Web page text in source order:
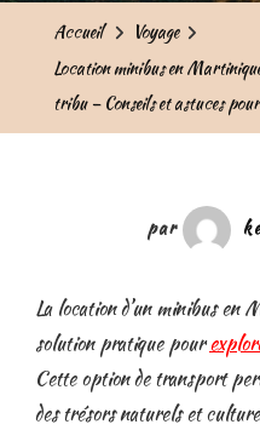
Accueil
Voyage
Location minibus en
tribu – Conseils et astuces
par
La location d’un minibus en
solution pratique pour
Cette option de transport
des trésors naturels et